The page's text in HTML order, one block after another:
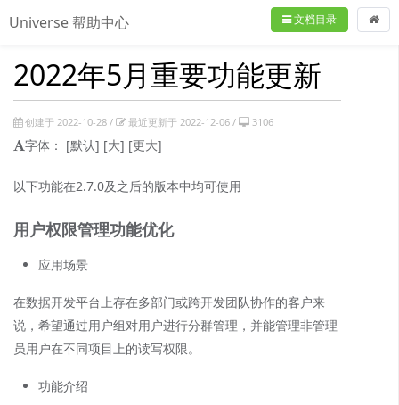
Universe 帮助中心 文档目录
2022年5月重要功能更新
创建于 2022-10-28 / 最近更新于 2022-12-06 / 3106
字体： [默认] [大] [更大]
以下功能在2.7.0及之后的版本中均可使用
用户权限管理功能优化
应用场景
在数据开发平台上存在多部门或跨开发团队协作的客户来
说，希望通过用户组对用户进行分群管理，并能管理非管理
员用户在不同项目上的读写权限。
功能介绍